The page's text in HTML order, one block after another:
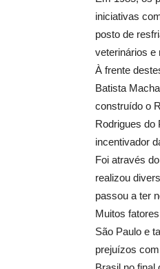
iniciativas
posto de
veterinários e
À frente
Batista
construído o
Rodrigues do
incentivador
Foi através
realizou
passou a ter
Muitos
São Paulo e
prejuízos